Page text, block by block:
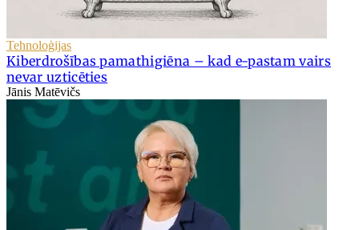
Tehnoloģijas
Kiberdrošības pamathigiēna – kad e-pastam vairs
nevar uzticēties
Jānis Matēvičs